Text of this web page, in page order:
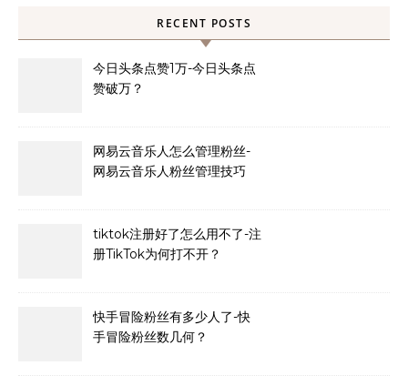
RECENT POSTS
今日头条点赞1万-今日头条点
赞破万？
网易云音乐人怎么管理粉丝-
网易云音乐人粉丝管理技巧
tiktok注册好了怎么用不了-注
册TikTok为何打不开？
快手冒险粉丝有多少人了-快
手冒险粉丝数几何？